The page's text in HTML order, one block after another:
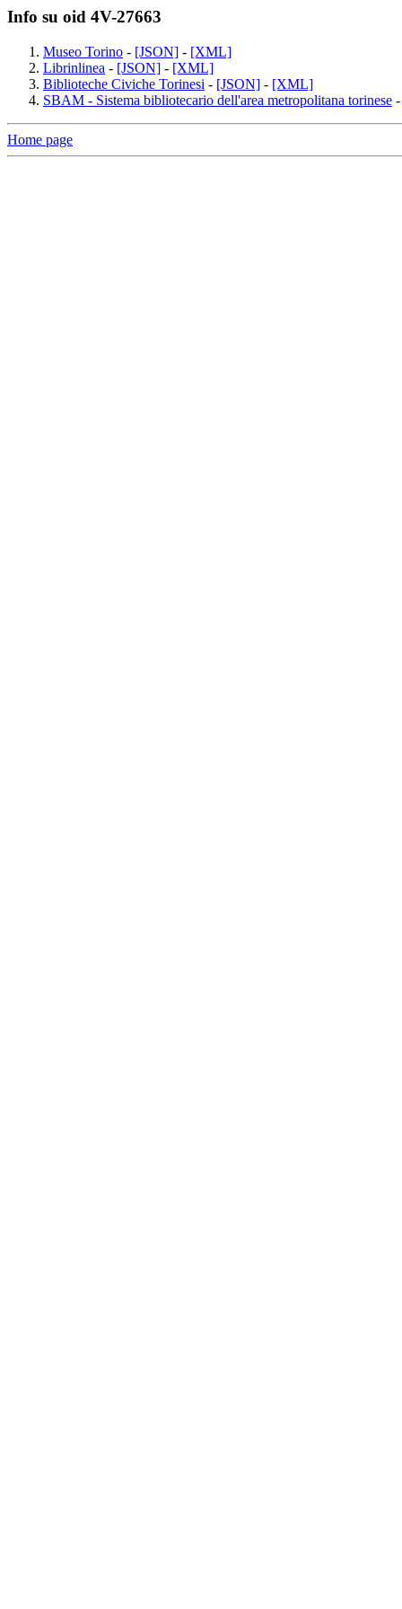
Info su oid 4V-27663
Museo Torino - [JSON] - [XML]
Librinlinea - [JSON] - [XML]
Biblioteche Civiche Torinesi - [JSON] - [XML]
SBAM - Sistema bibliotecario dell'area metropolitana torinese
Home page